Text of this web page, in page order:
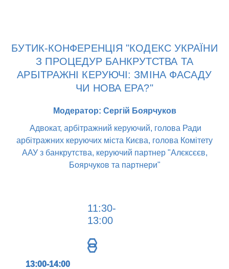
БУТИК-КОНФЕРЕНЦІЯ "КОДЕКС УКРАЇНИ
З ПРОЦЕДУР БАНКРУТСТВА ТА
АРБІТРАЖНІ КЕРУЮЧІ: ЗМІНА ФАСАДУ
ЧИ НОВА ЕРА?"
Модератор: Сергій Боярчуков
Адвокат, арбітражний керуючий, голова Ради
арбітражних керуючих міста Києва, голова Комітету
ААУ з банкрутства, керуючий партнер "Алєксєєв,
Боярчуков та партнери"
11:30-
13:00
13:00-14:00